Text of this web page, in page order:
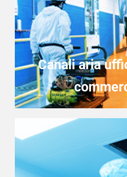
Canali aria